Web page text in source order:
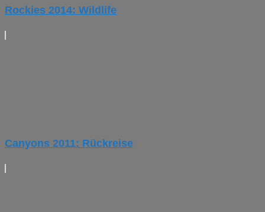
Rockies 2014: Wildlife
Canyons 2011: Rückreise